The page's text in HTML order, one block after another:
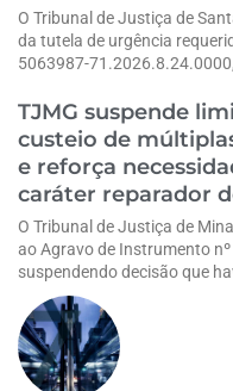
O Tribunal de Justiça de
da tutela de urgência
5063987-
TJMG suspende
custeio de
e reforça
caráter reparador
O Tribunal de Justiça de
ao Agravo de Instrumento
suspendendo decisão que